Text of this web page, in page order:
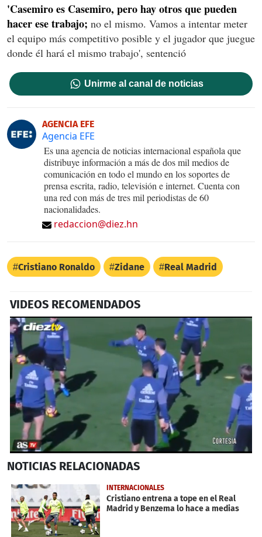
'Casemiro es Casemiro, pero hay otros que pueden
hacer ese trabajo; no el mismo. Vamos a intentar meter
el equipo más competitivo posible y el jugador que juegue
donde él hará el mismo trabajo', sentenció
Unirme al canal de noticias
AGENCIA EFE
Agencia EFE
Es una agencia de noticias internacional española que
distribuye información a más de dos mil medios de
comunicación en todo el mundo en los soportes de
prensa escrita, radio, televisión e internet. Cuenta con
una red con más de tres mil periodistas de 60
nacionalidades.
redaccion@diez.hn
Cristiano Ronaldo Zidane Real Madrid
VIDEOS RECOMENDADOS
seconds
32
seconds
NOTICIAS RELACIONADAS
INTERNACIONALES
Cristiano entrena a tope en el Real
Madrid y Benzema lo hace a medias